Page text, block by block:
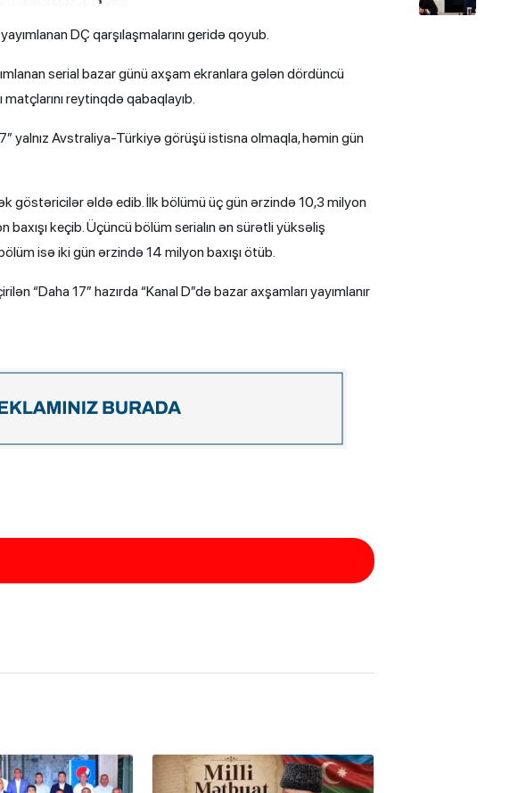
DÇ qarşılaşmalarını geridə qoyub.
serial bazar günü axşam ekranlara gələn dördüncü
reytinqdə qabaqlayıb.
yalnız Avstraliya-Türkiyə görüşü istisna olmaqla, həmin gün
göstəricilər əldə edib. İlk bölümü üç gün ərzində 10,3 milyon
keçib. Üçüncü bölüm serialın ən sürətli yüksəliş
isə iki gün ərzində 14 milyon baxışı ötüb.
“Daha 17” hazırda “Kanal D”də bazar axşamları yayımlanır